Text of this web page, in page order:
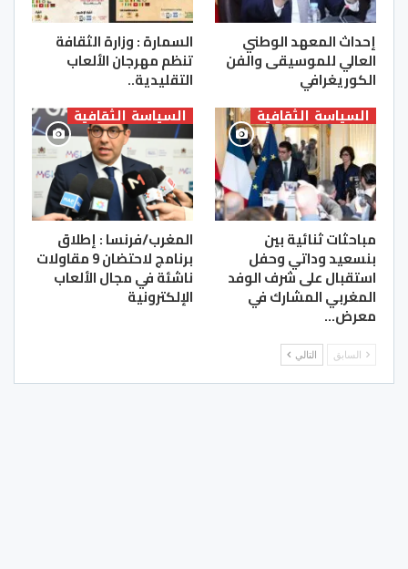
إحداث المعهد الوطني
العالي للموسيقى والفن
الكوريغرافي
السمارة : وزارة الثقافة
تنظم مهرجان الألعاب
التقليدية..
السياسة الثقافية
مباحثات ثنائية بين
بنسعيد وداتي وحفل
استقبال على شرف الوفد
المغربي المشارك في
معرض…
السياسة الثقافية
المغرب/فرنسا : إطلاق
برنامج لاحتضان 9 مقاولات
ناشئة في مجال الألعاب
الإلكترونية
السابق التالي